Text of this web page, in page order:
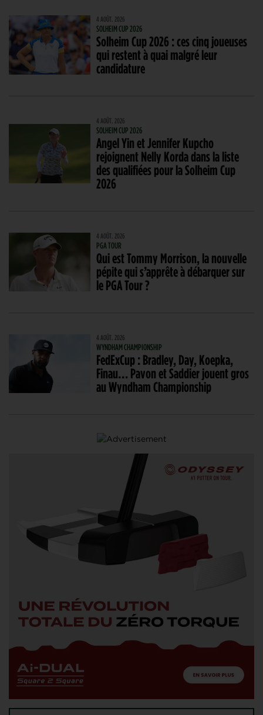
4 AOÛT. 2026
SOLHEIM CUP 2026
Solheim Cup 2026 : ces cinq joueuses
qui restent à quai malgré leur
candidature
4 AOÛT. 2026
SOLHEIM CUP 2026
Angel Yin et Jennifer Kupcho
rejoignent Nelly Korda dans la liste
des qualifiées pour la Solheim Cup
2026
4 AOÛT. 2026
PGA TOUR
Qui est Tommy Morrison, la nouvelle
pépite qui s’apprête à débarquer sur
le PGA Tour ?
4 AOÛT. 2026
WYNDHAM CHAMPIONSHIP
FedExCup : Bradley, Day, Koepka,
Finau… Pavon et Saddier jouent gros
au Wyndham Championship